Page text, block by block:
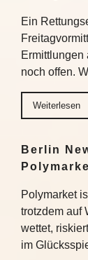
Ein
Ermittlungen
noch offen.
Weiterlesen
Berlin
Polymarket
trotzdem auf
wettet,
im